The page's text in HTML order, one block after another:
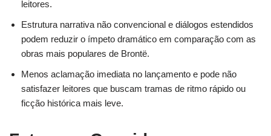
leitores.
Estrutura narrativa não convencional e diálogos estendidos
podem reduzir o ímpeto dramático em comparação com as
obras mais populares de Brontë.
Menos aclamação imediata no lançamento e pode não
satisfazer leitores que buscam tramas de ritmo rápido ou
ficção histórica mais leve.